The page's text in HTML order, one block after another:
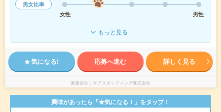
男女比率
女性
男性
もっと見る
気になる! 応募へ進む 詳しく見る
派遣会社 ケアスタッフィング株式会社
興味があったら「★気になる！」をタップ！